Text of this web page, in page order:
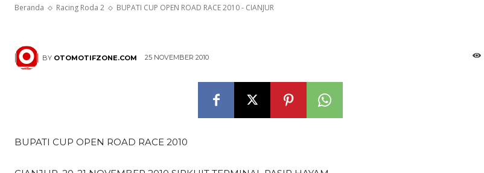
Beranda Racing Roda 2 BUPATI CUP OPEN ROAD RACE 2010 - CIANJUR
BY OTOMOTIFZONE.COM 25 NOVEMBER 2010
BUPATI CUP OPEN ROAD RACE 2010